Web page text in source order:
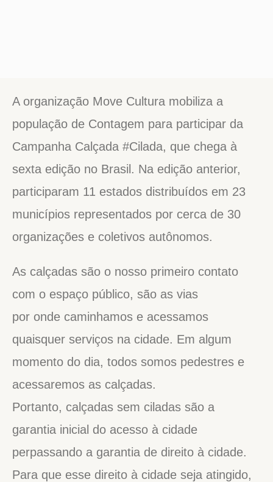
A organização Move Cultura mobiliza a
população de Contagem para participar da
Campanha Calçada #Cilada, que chega à
sexta edição no Brasil. Na edição anterior,
participaram 11 estados distribuídos em 23
municípios representados por cerca de 30
organizações e coletivos autônomos.
As calçadas são o nosso primeiro contato
com o espaço público, são as vias
por onde caminhamos e acessamos
quaisquer serviços na cidade. Em algum
momento do dia, todos somos pedestres e
acessaremos as calçadas.
Portanto, calçadas sem ciladas são a
garantia inicial do acesso à cidade
perpassando a garantia de direito à cidade.
Para que esse direito à cidade seja atingido,